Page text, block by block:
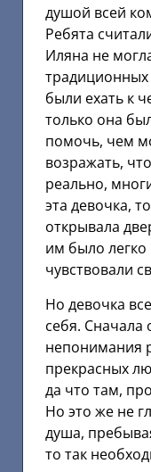
душой всей
Ребята
Иляна не
традиционных
были ехать к
только она
помочь, чем
возражать,
реально,
эта девочка,
открывала
им было
чувствовали
Но девочка
себя. Сначала
непонимания
прекрасных
да что там,
Но это же не
душа,
то так